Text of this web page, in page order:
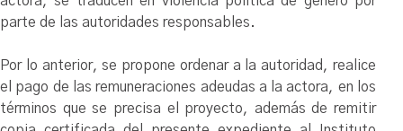
parte de las autoridades responsables.
Por lo anterior, se propone ordenar a la autoridad, realice
el pago de las remuneraciones adeudas a la actora, en los
términos que se precisa el proyecto, además de remitir